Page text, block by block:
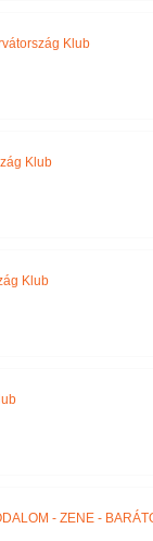
Klub
Klub
Klub
- ZENE -